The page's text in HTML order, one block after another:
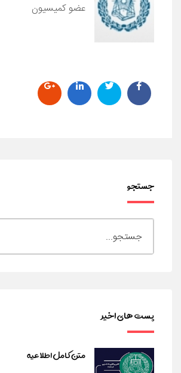
عضو کمیسیون
جستجو
پست های اخیر
متن کامل اطلاعیه